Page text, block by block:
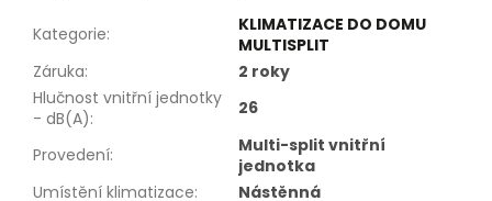
Kategorie:
KLIMATIZACE DO DOMU
MULTISPLIT
Záruka:
2 roky
Hlučnost vnitřní jednotky
- dB(A): 26
Provedení:
Multi-split vnitřní
jednotka
Umístění klimatizace:
Nástěnná